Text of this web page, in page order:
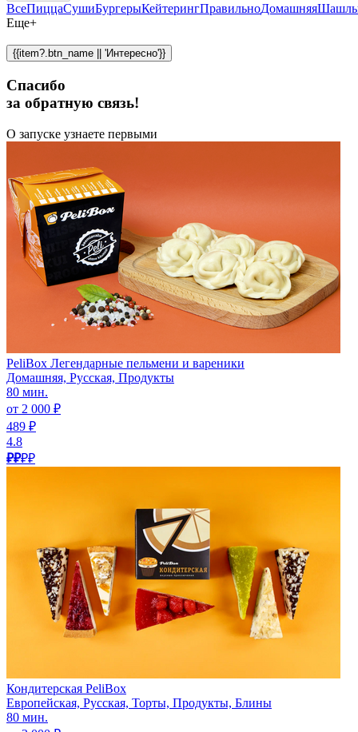
ВсеПиццаСушиБургерыКейтерингПравильноДомашняя
Еще+
{{item?.btn_name || 'Интересно'}}
Спасибо
за обратную связь!
О запуске узнаете первыми
PeliBox Легендарные пельмени и вареники
Домашняя, Русская, Продукты
80 мин.
от 2 000 ₽
489 ₽
4.8
₽₽₽₽
Кондитерская PeliBox
Европейская, Русская, Торты, Продукты, Блины
80 мин.